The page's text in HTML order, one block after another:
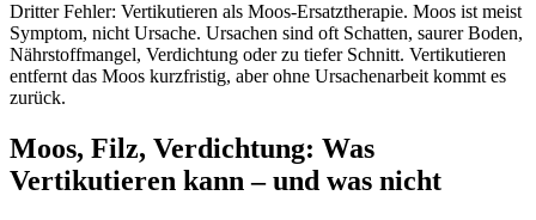
Dritter Fehler: Vertikutieren als Moos-Ersatztherapie. Moos ist meist
Symptom, nicht Ursache. Ursachen sind oft Schatten, saurer Boden,
Nährstoffmangel, Verdichtung oder zu tiefer Schnitt. Vertikutieren
entfernt das Moos kurzfristig, aber ohne Ursachenarbeit kommt es
zurück.
Moos, Filz, Verdichtung: Was
Vertikutieren kann – und was nicht